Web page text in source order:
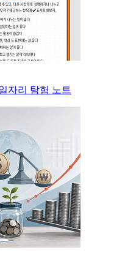
자리 탐험 노트